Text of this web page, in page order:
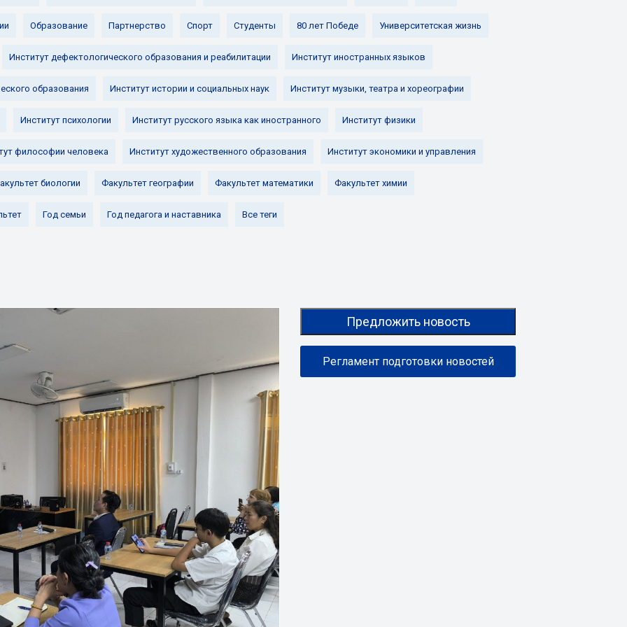
Образование Партнерство Спорт Студенты 80 лет Победе Университетская жизнь
Институт дефектологического образования и реабилитации Институт иностранных языков
образования Институт истории и социальных наук Институт музыки, театра и хореографии
Институт психологии Институт русского языка как иностранного Институт физики
философии человека Институт художественного образования Институт экономики и управления
биологии Факультет географии Факультет математики Факультет химии
Год семьи Год педагога и наставника Все теги
Предложить новость
Регламент подготовки новостей